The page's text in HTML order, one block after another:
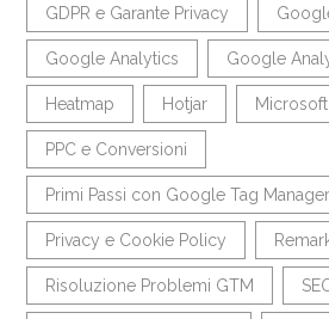
GDPR e Garante Privacy
Google Analytics Google
Heatmap Hotjar
PPC e Conversioni
Primi Passi con Google Tag Manager
Privacy e Cookie Policy
Risoluzione Problemi GTM